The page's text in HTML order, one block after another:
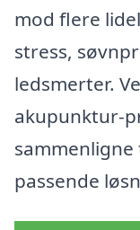
mod flere
stress,
ledsmerter.
akupunktur-
passende